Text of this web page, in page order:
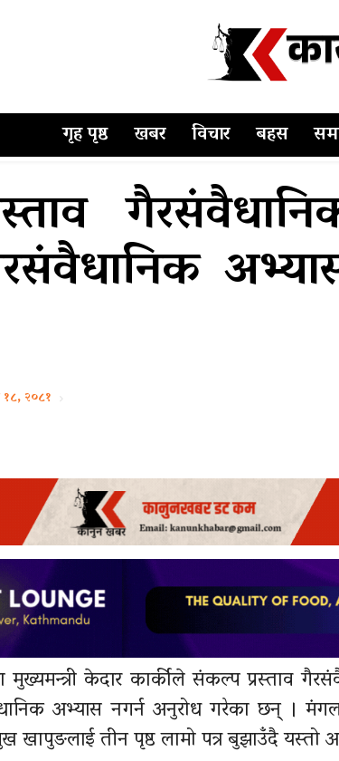
गृह पृष्ठ खबर विचार बहस
२०८१
मुख्यमन्त्री केदार कार्कीले संकल्प प्रस्ताव
अभ्यास नगर्न अनुरोध गरेका छन् ।
खापुङलाई तीन पृष्ठ लामो पत्र बुझाउँदै यस्तो